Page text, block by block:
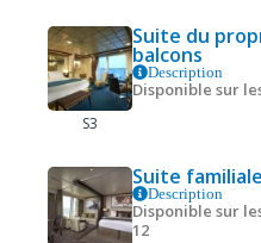
S3
Suite du
balcons
Description
Disponible sur
Suite familiale
Description
Disponible sur
12